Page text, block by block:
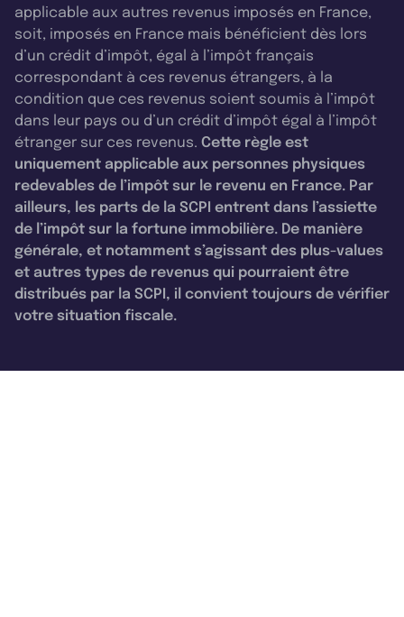
applicable aux autres revenus imposés en France,
soit, imposés en France mais bénéficient dès lors
d’un crédit d’impôt, égal à l’impôt français
correspondant à ces revenus étrangers, à la
condition que ces revenus soient soumis à l’impôt
dans leur pays ou d’un crédit d’impôt égal à l’impôt
étranger sur ces revenus. Cette règle est
uniquement applicable aux personnes physiques
redevables de l’impôt sur le revenu en France. Par
ailleurs, les parts de la SCPI entrent dans l’assiette
de l’impôt sur la fortune immobilière. De manière
générale, et notamment s’agissant des plus-values
et autres types de revenus qui pourraient être
distribués par la SCPI, il convient toujours de vérifier
votre situation fiscale.